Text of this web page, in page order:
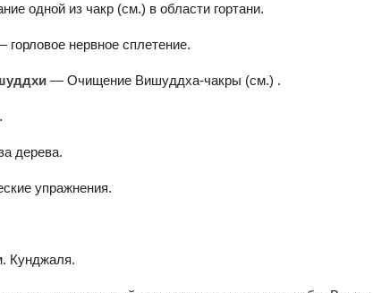
одной из чакр (см.) в области гортани.
нервное сплетение.
— Очищение Вишуддха-чакры (см.) .
дерева.
упражнения.
Кунджаля.